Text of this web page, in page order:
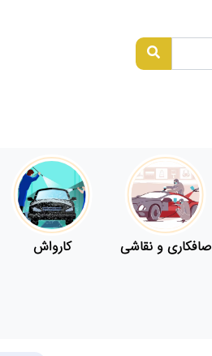
صافکاری و نقاشی کارواش